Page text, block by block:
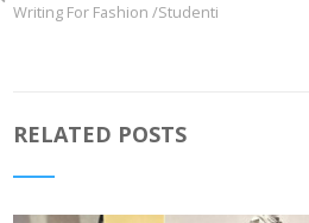
Writing For Fashion /Studenti
RELATED POSTS